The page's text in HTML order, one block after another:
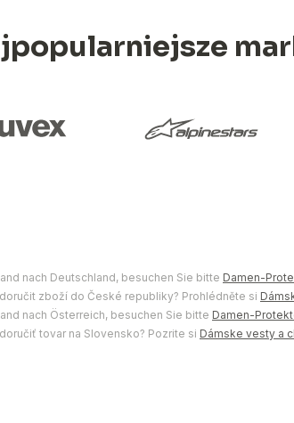
nach Deutschland, besuchen Sie bitte Damen-
zboží do České republiky? Prohlédněte si
nach Österreich, besuchen Sie bitte Damen-
tovar na Slovensko? Pozrite si Dámske vesty a